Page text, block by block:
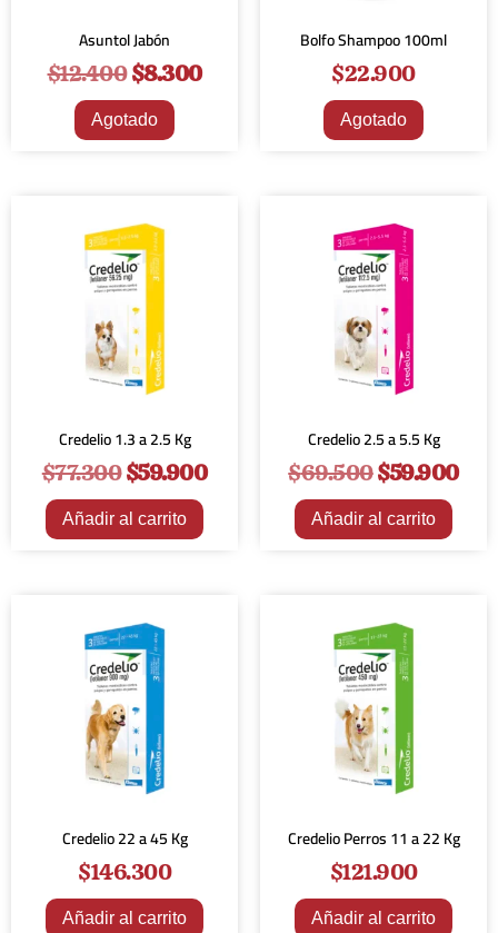
Asuntol Jabón
$12.400$8.300
Agotado
Bolfo Shampoo 100ml
$22.900
Agotado
Credelio 1.3 a 2.5 Kg
$77.300$59.900
Añadir al carrito
Credelio 2.5 a 5.5 Kg
$69.500$59.900
Añadir al carrito
Credelio 22 a 45 Kg
$146.300
Añadir al carrito
Credelio Perros 11 a 22 Kg
$121.900
Añadir al carrito